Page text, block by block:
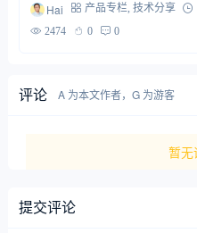
Hai 产品专栏 技术分享
2474
0 0
评论 A 为本文作者，G 为游客
暂无
提交评论